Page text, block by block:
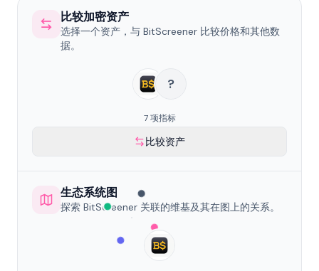
比较加密资产
选择一个资产，与 BitScreener 比较价格和其他数
据。
?
7 项指标
比较资产
生态系统图
探索 BitScreener 关联的维基及其在图上的关系。